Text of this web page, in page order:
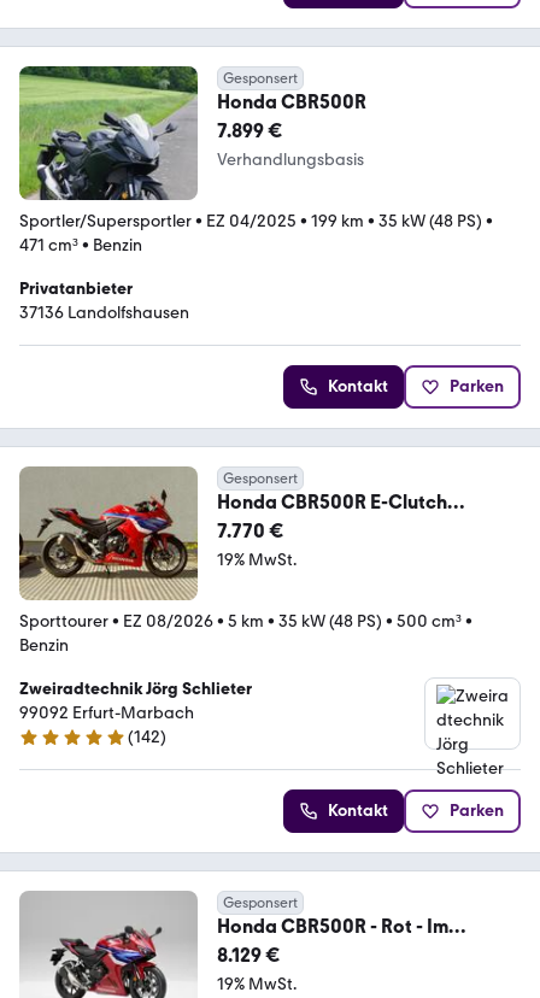
Gesponsert
Honda CBR500R
7.899 €
Verhandlungsbasis
Sportler/Supersportler• EZ 04/2025 • 199 km • 35 kW (48 PS) •
471 cm³• Benzin
Privatanbieter
37136 Landolfshausen
Kontakt Parken
Gesponsert
Honda CBR500R E-Clutch
Sonderfinanzierung für 0,99 %
7.770 €
19% MwSt.
Sporttourer• EZ 08/2026• 5 km • 35 kW (48 PS) • 500 cm³•
Benzin
Zweiradtechnik Jörg Schlieter
99092 Erfurt-Marbach
4.9 Sterne
(142)
Kontakt Parken
Gesponsert
Honda CBR500R - Rot - Im
Showroom!
8.129 €
19% MwSt.